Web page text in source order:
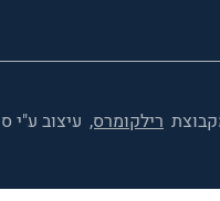
רילקומרס, עיצוב ע"י